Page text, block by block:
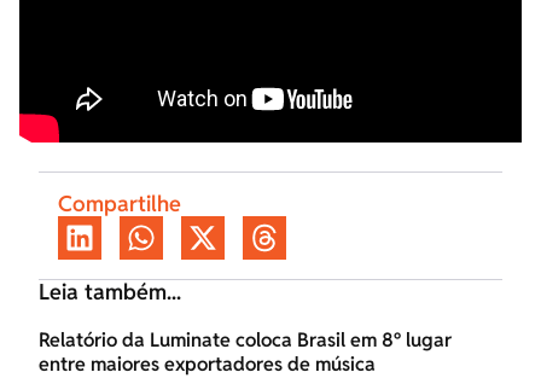
Compartilhe
Leia também...
Relatório da Luminate coloca Brasil em 8º lugar
entre maiores exportadores de música